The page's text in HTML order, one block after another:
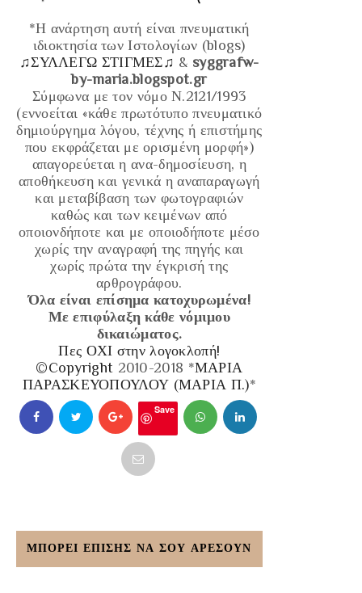
*Η ανάρτηση αυτή είναι πνευματική
ιδιοκτησία των Ιστολογίων (blogs)
♫ΣΥΛΛΕΓΩ ΣΤΙΓΜΕΣ♫ & syggrafw-
by-maria.blogspot.gr
Σύμφωνα με τον νόμο Ν.2121/1993
(εννοείται «κάθε πρωτότυπο πνευματικό
δημιούργημα λόγου, τέχνης ή επιστήμης
που εκφράζεται με ορισμένη μορφή»)
απαγορεύεται η ανα-δημοσίευση, η
αποθήκευση και γενικά η αναπαραγωγή
και μεταβίβαση των φωτογραφιών
καθώς και των κειμένων από
οποιονδήποτε και με οποιοδήποτε μέσο
χωρίς την αναγραφή της πηγής και
χωρίς πρώτα την έγκρισή της
αρθρογράφου.
Όλα είναι επίσημα κατοχυρωμένα!
Με επιφύλαξη κάθε νόμιμου
δικαιώματος.
Πες ΟΧΙ στην λογοκλοπή!
©Copyright 2010-2018 *ΜΑΡΙΑ
ΠΑΡΑΣΚΕΥΟΠΟΥΛΟΥ (ΜΑΡΙΑ Π.)*
Save
ΜΠΟΡΕΙ ΕΠΙΣΗΣ ΝΑ ΣΟΥ ΑΡΕΣΟΥΝ